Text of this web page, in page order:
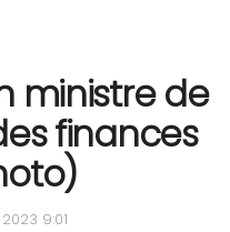
ministre de
finances
9:01